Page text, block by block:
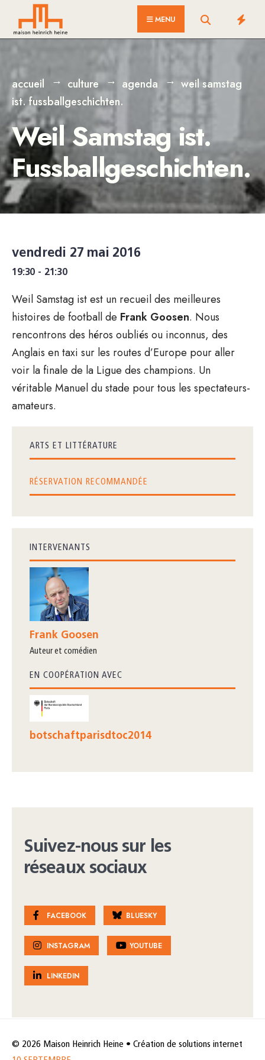
MENU
accueil culture agenda
weil samstag
ist. fussballgeschichten.
Weil Samstag ist.
Fussballgeschichten.
vendredi 27 mai 2016
19:30 - 21:30
Weil Samstag ist est un recueil des meilleures
histoires de football de Frank Goosen. Nous
rencontrons des héros oubliés ou inconnus, des
Anglais en taxi sur les routes d’Europe pour aller
voir la finale de la Ligue des champions. Un
véritable Manuel du stade pour tous les spectateurs-
amateurs.
ARTS ET LITTÉRATURE
RÉSERVATION RECOMMANDÉE
INTERVENANTS
Frank Goosen
auteur et comédien
EN COOPÉRATION AVEC
botschaftparisdtoc2014
Suivez-nous sur les
réseaux sociaux
FACEBOOK BLUESKY
INSTAGRAM YOUTUBE
LINKEDIN
© 2026 Maison Heinrich Heine • Création de solutions internet